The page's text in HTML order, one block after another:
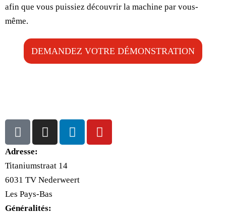
afin que vous puissiez découvrir la machine par vous-
même.
DEMANDEZ VOTRE DÉMONSTRATION
Adresse:
Titaniumstraat 14
6031 TV Nederweert
Les Pays-Bas
Généralités: